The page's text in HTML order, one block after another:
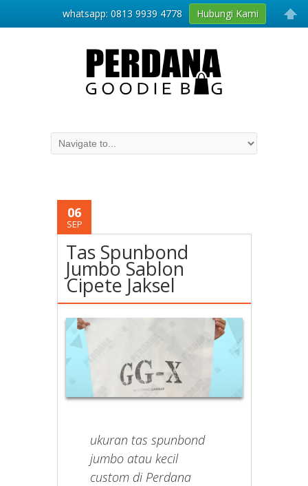
06
SEP
Tas Spunbond
Jumbo Sablon
Cipete Jaksel
ukuran tas spunbond
jumbo atau kecil
custom di Perdana
whatsapp: 0813 9939 4778 Hubungi Kami